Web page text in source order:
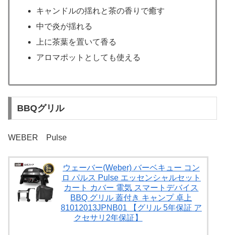
キャンドルの揺れと茶の香りで癒す
中で炎が揺れる
上に茶葉を置いて香る
アロマポットとしても使える
BBQグリル
WEBER Pulse
ウェーバー(Weber) バーベキュー コン
ロ パルス Pulse エッセンシャルセット
カート カバー 電気 スマートデバイス
BBQ グリル 蓋付き キャンプ 卓上
81012013JPNB01 【グリル 5年保証 ア
クセサリ2年保証】